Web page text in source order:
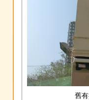
舊